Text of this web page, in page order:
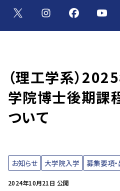
（理工学系）
学院博士後期課
ついて
2024年10月21日 公開
お知らせ 大学院入学 募集要項